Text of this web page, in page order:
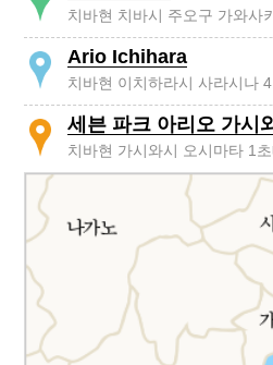
치바현 치바시 주오구 가와사
Ario Ichihara
치바현 이치하라시 사라시나
세븐 파크 아리오 가시
치바현 가시와시 오시마타 1